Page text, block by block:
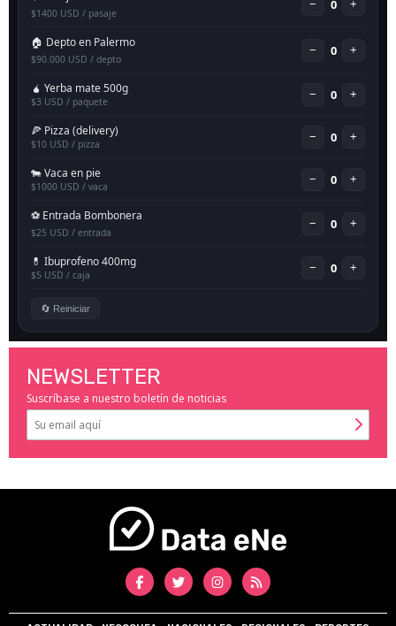
NEWSLETTER
Suscríbase a nuestro boletín de noticias